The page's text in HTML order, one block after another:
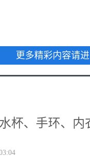
更多精彩内容请
杯、手环、内